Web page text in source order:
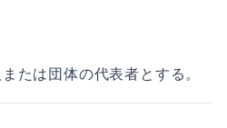
たは団体の代表者とする。